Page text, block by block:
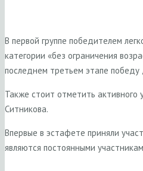
В первой группе победителем
категории «без ограничения
последнем третьем этапе
Также стоит отметить
Ситникова.
Впервые в эстафете приняли
являются постоянными